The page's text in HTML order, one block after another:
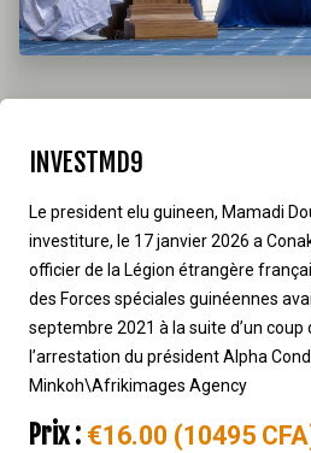
INVESTMD9
Le president elu guineen, Mamadi
investiture, le 17 janvier 2026 a
officier de la Légion étrangère
des Forces spéciales guinéennes
septembre 2021 à la suite d’un coup
l’arrestation du président Alpha
Minkoh\Afrikimages Agency
Prix : €16.00 (10495